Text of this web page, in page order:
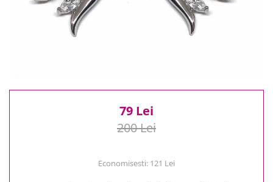
Cu video
300 Lei - 500 Lei
79 Lei
200 Lei
Economisesti: 121 Lei